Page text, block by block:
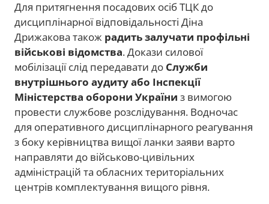
Для притягнення посадових осіб ТЦК до
дисциплінарної відповідальності Діна
Дрижакова також радить залучати профільні
військові відомства. Докази силової
мобілізації слід передавати до Служби
внутрішнього аудиту або Інспекції
Міністерства оборони України з вимогою
провести службове розслідування. Водночас
для оперативного дисциплінарного реагування
з боку керівництва вищої ланки заяви варто
направляти до військово-цивільних
адміністрацій та обласних територіальних
центрів комплектування вищого рівня.